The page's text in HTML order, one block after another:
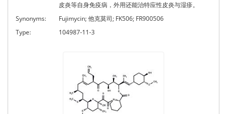
皮炎等自身免疫病，外用还能治特应性皮炎与湿疹。
Synonyms:
Fujimycin; 他克莫司; FK506; FR900506
Type:
104987-11-3